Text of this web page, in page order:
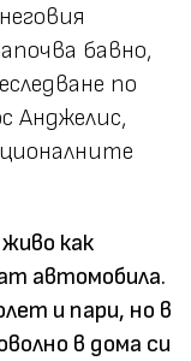
бавно,
по
Анджелис,
как
автомобила.
и пари, но в
в дома си